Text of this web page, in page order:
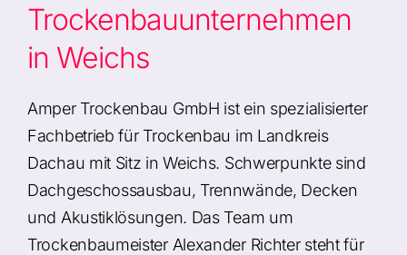
Trockenbauunternehmen
in Weichs
Amper Trockenbau GmbH ist ein spezialisierter
Fachbetrieb für Trockenbau im Landkreis
Dachau mit Sitz in Weichs. Schwerpunkte sind
Dachgeschossausbau, Trennwände, Decken
und Akustiklösungen. Das Team um
Trockenbaumeister Alexander Richter steht für